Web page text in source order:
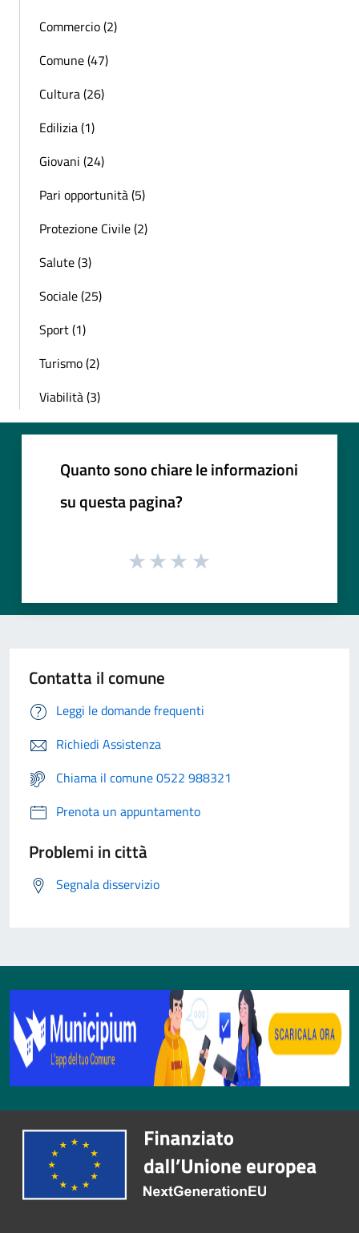
Commercio (2)
Comune (47)
Cultura (26)
Edilizia (1)
Giovani (24)
Pari opportunità (5)
Protezione Civile (2)
Salute (3)
Sociale (25)
Sport (1)
Turismo (2)
Viabilità (3)
Quanto sono chiare le informazioni
su questa pagina?
Contatta il comune
Leggi le domande frequenti
Richiedi Assistenza
Chiama il comune 0522 988321
Prenota un appuntamento
Problemi in città
Segnala disservizio